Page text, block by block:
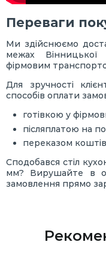
Переваги
Ми здійснюємо
межах Вінницької
фірмовим
Для зручності
способів оплати
готівкою у
післяплатою на
переказом
Сподобався стіл
мм? Вирушайте в
замовлення прямо